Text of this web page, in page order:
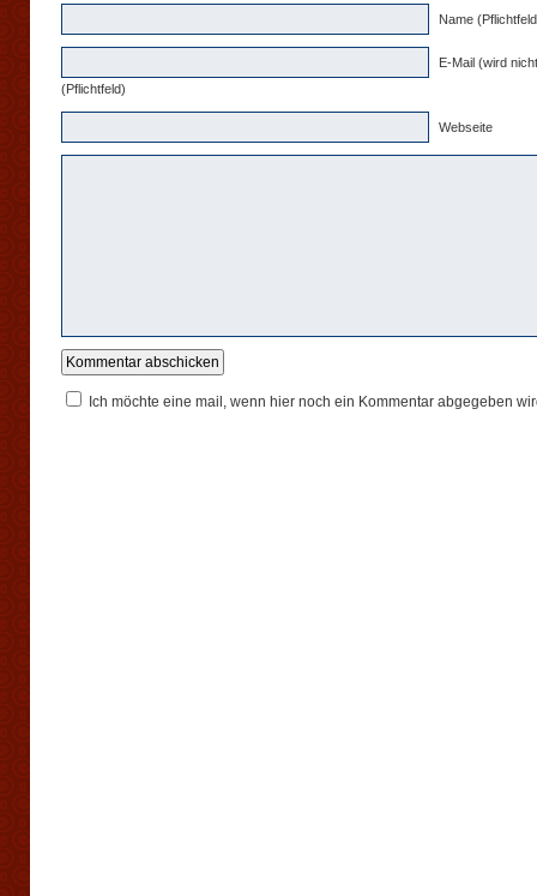
Name
E-Mail (wird
(Pflichtfeld)
Webseite
Ich möchte eine mail, wenn hier noch ein Kommentar abgegeben